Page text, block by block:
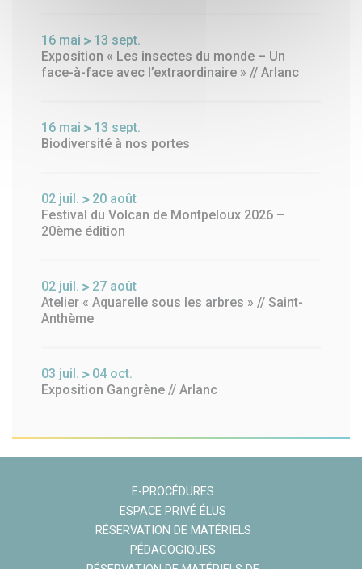
16 mai 13 sept.
Exposition « Les insectes du monde – Un
face-à-face avec l’extraordinaire » // Arlanc
16 mai 13 sept.
Biodiversité à nos portes
02 juil. 20 août
Festival du Volcan de Montpeloux 2026 –
20ème édition
02 juil. 27 août
Atelier « Aquarelle sous les arbres » // Saint-
Anthème
03 juil. 04 oct.
Exposition Gangrène // Arlanc
E-PROCÉDURES
ESPACE PRIVÉ ÉLUS
RÉSERVATION DE MATÉRIELS
PÉDAGOGIQUES